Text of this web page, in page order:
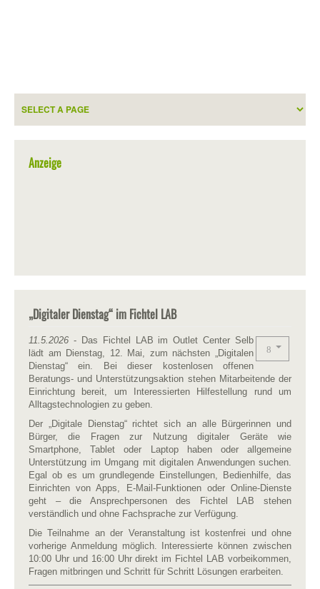
Anzeige
„Digitaler Dienstag“ im Fichtel LAB
11.5.2026 - Das Fichtel LAB im Outlet Center Selb
lädt am Dienstag, 12. Mai, zum nächsten „Digitalen
Dienstag“ ein. Bei dieser kostenlosen offenen
Beratungs- und Unterstützungsaktion stehen Mitarbeitende der
Einrichtung bereit, um Interessierten Hilfestellung rund um
Alltagstechnologien zu geben.
Der „Digitale Dienstag“ richtet sich an alle Bürgerinnen und
Bürger, die Fragen zur Nutzung digitaler Geräte wie
Smartphone, Tablet oder Laptop haben oder allgemeine
Unterstützung im Umgang mit digitalen Anwendungen suchen.
Egal ob es um grundlegende Einstellungen, Bedienhilfe, das
Einrichten von Apps, E-Mail-Funktionen oder Online-Dienste
geht – die Ansprechpersonen des Fichtel LAB stehen
verständlich und ohne Fachsprache zur Verfügung.
Die Teilnahme an der Veranstaltung ist kostenfrei und ohne
vorherige Anmeldung möglich. Interessierte können zwischen
10:00 Uhr und 16:00 Uhr direkt im Fichtel LAB vorbeikommen,
Fragen mitbringen und Schritt für Schritt Lösungen erarbeiten.